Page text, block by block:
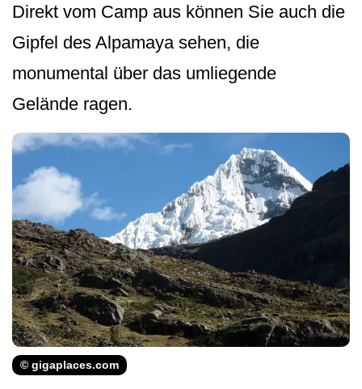
Direkt vom Camp aus können Sie auch die
Gipfel des Alpamaya sehen, die
monumental über das umliegende
Gelände ragen.
© gigaplaces.com